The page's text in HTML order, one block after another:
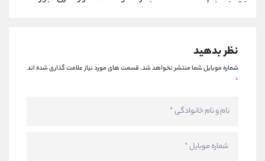
نظر بدهید
شماره موبایل شما منتشر نخواهد شد.قسمت های مورد نیاز علامت گذاری شده اند
*